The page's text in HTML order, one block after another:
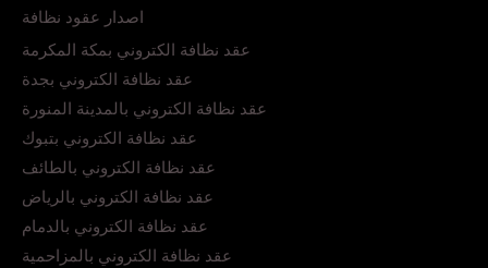
اصدار عقود نظافة
عقد نظافة الكتروني بمكة المكرمة
عقد نظافة الكتروني بجدة
عقد نظافة الكتروني بالمدينة المنورة
عقد نظافة الكتروني بتبوك
عقد نظافة الكتروني بالطائف
عقد نظافة الكتروني بالرياض
عقد نظافة الكتروني بالدمام
عقد نظافة الكتروني بالمزاحمية